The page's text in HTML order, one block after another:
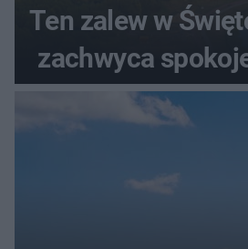
Ten zalew w
zachwyca
wodą